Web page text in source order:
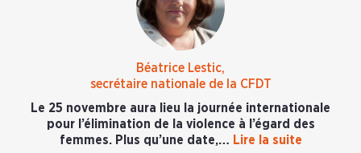
Béatrice Lestic,
secrétaire nationale de la CFDT
Le 25 novembre aura lieu la journée internationale
pour l’élimination de la violence à l’égard des
femmes. Plus qu’une date,… Lire la suite